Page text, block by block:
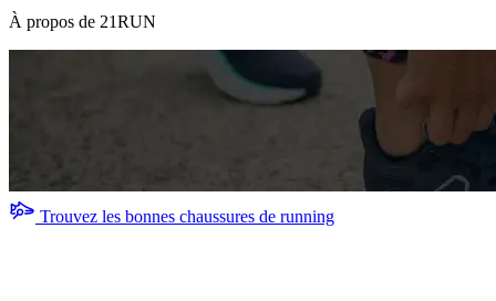
À propos de 21RUN
Trouvez les bonnes chaussures de running